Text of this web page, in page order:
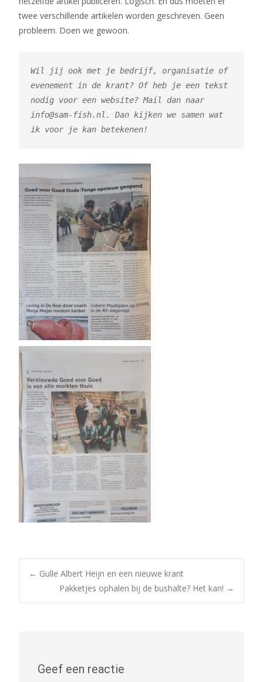
twee verschillende artikelen worden geschreven. Geen
probleem. Doen we gewoon.
Wil jij ook met je bedrijf, organisatie of
evenement in de krant? Of heb je een tekst
nodig voor een website? Mail dan naar
info@sam-fish.nl. Dan kijken we samen wat
ik voor je kan betekenen!
Post
← Gulle Albert Heijn en een nieuwe krant
Pakketjes ophalen bij de bushalte? Het kan! →
Geef een reactie